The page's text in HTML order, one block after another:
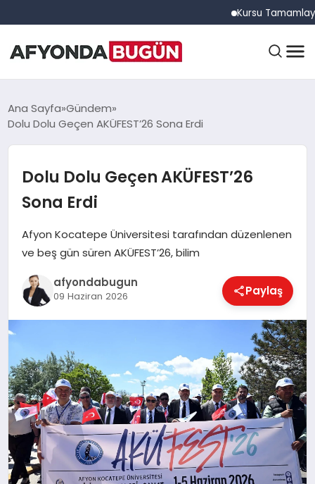
Kursu Tamamlayan
ANASAYFA
EĞITIM
DÜNYA
MAGAZIN
SAĞLIK
SIYASET
Ana Sayfa Gündem
Dolu Dolu Geçen AKÜFEST’26 Sona Erdi
Dolu Dolu Geçen AKÜFEST’26
Sona Erdi
Afyon Kocatepe Üniversitesi tarafından düzenlenen
ve beş gün süren AKÜFEST’26, bilim
afyondabugun
09 Haziran 2026 Paylaş